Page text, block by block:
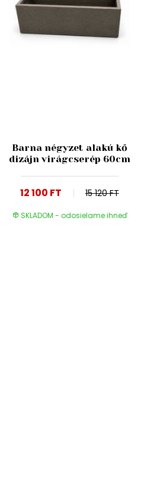
Barna négyzet alakú kő
dizájn virágcserép 60cm
12 100 FT 15 120 FT
SKLADOM - odosielame ihneď